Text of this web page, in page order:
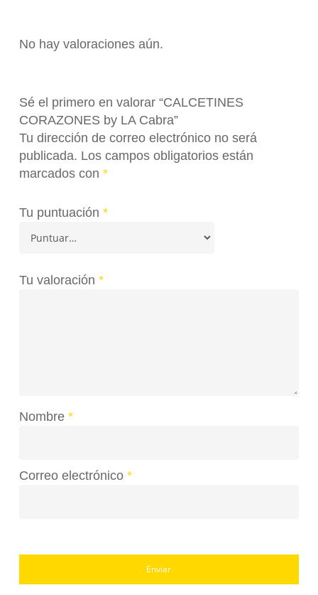
No hay valoraciones aún.
Sé el primero en valorar “CALCETINES
CORAZONES by LA Cabra”
Tu dirección de correo electrónico no será
publicada. Los campos obligatorios están
marcados con *
Tu puntuación *
Tu valoración *
Nombre *
Correo electrónico *